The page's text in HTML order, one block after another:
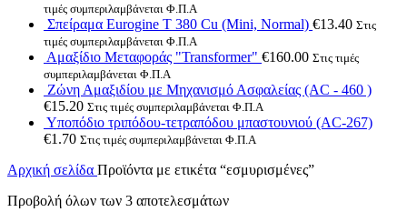
τιμές συμπεριλαμβάνεται Φ.Π.Α
Σπείραμα Eurogine Τ 380 Cu (Mini, Normal) €13.40 Στις
τιμές συμπεριλαμβάνεται Φ.Π.Α
Αμαξίδιο Μεταφοράς "Transformer" €160.00 Στις τιμές
συμπεριλαμβάνεται Φ.Π.Α
Ζώνη Αμαξιδίου με Μηχανισμό Ασφαλείας (AC - 460 )
€15.20 Στις τιμές συμπεριλαμβάνεται Φ.Π.Α
Υποπόδιο τριπόδου-τετραπόδου μπαστουνιού (AC-267)
€1.70 Στις τιμές συμπεριλαμβάνεται Φ.Π.Α
Αρχική σελίδα Προϊόντα με ετικέτα “εσμυρισμένες”
Προβολή όλων των 3 αποτελεσμάτων